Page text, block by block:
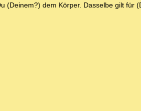
(Deinem?) dem Körper. Dasselbe gilt für